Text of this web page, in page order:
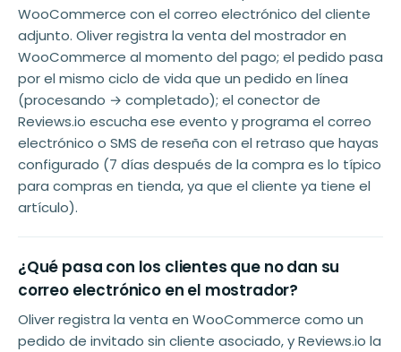
WooCommerce con el correo electrónico del cliente
adjunto. Oliver registra la venta del mostrador en
WooCommerce al momento del pago; el pedido pasa
por el mismo ciclo de vida que un pedido en línea
(procesando → completado); el conector de
Reviews.io escucha ese evento y programa el correo
electrónico o SMS de reseña con el retraso que hayas
configurado (7 días después de la compra es lo típico
para compras en tienda, ya que el cliente ya tiene el
artículo).
¿Qué pasa con los clientes que no dan su
correo electrónico en el mostrador?
Oliver registra la venta en WooCommerce como un
pedido de invitado sin cliente asociado, y Reviews.io la